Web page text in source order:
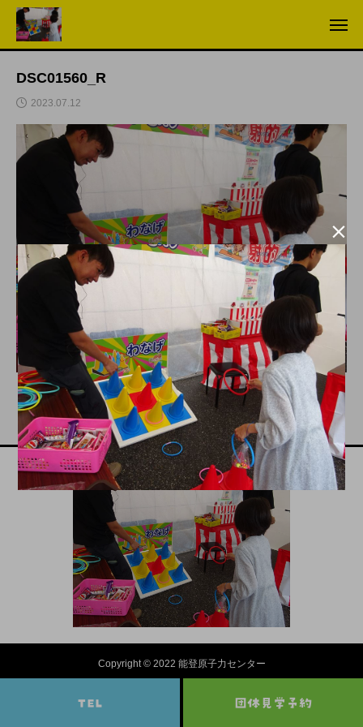
TEL 団体見学予約
DSC01560_R
2023.07.12
Copyright © 2022 能登原子力センター
